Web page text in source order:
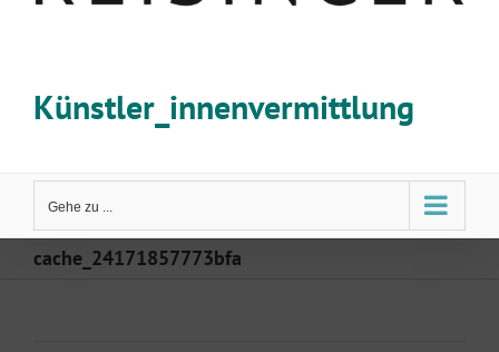
Künstler_innenvermittlung
Gehe zu ...
cache_24171857773bfa